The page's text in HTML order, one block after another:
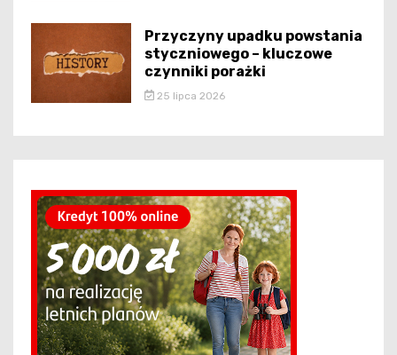
Przyczyny upadku powstania
styczniowego – kluczowe
czynniki porażki
25 lipca 2026